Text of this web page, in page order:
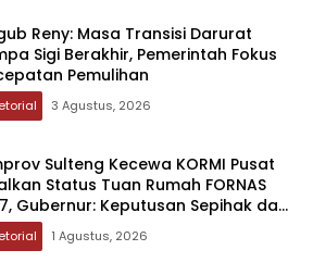
Reny: Masa Transisi Darurat
Sigi Berakhir, Pemerintah Fokus
Pemulihan
3 Agustus, 2026
Sulteng Kecewa KORMI Pusat
Status Tuan Rumah FORNAS
Gubernur: Keputusan Sepihak dan
Koordinasi
1 Agustus, 2026